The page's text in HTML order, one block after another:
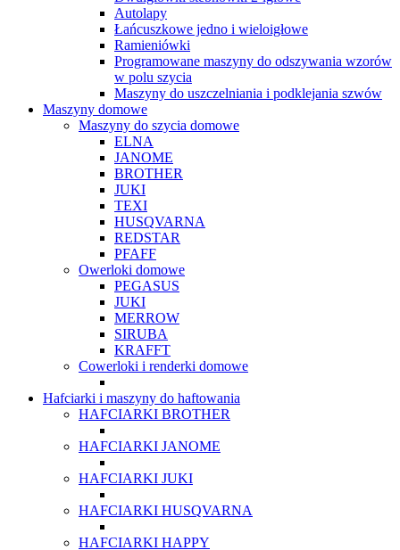
Autolapy
Łańcuszkowe jedno i wieloigłowe
Ramieniówki
Programowane maszyny do odszywania wzorów
w polu szycia
Maszyny do uszczelniania i podklejania szwów
Maszyny domowe
Maszyny do szycia domowe
ELNA
JANOME
BROTHER
JUKI
TEXI
HUSQVARNA
REDSTAR
PFAFF
Owerloki domowe
PEGASUS
JUKI
MERROW
SIRUBA
KRAFFT
Cowerloki i renderki domowe
Hafciarki i maszyny do haftowania
HAFCIARKI BROTHER
HAFCIARKI JANOME
HAFCIARKI JUKI
HAFCIARKI HUSQVARNA
HAFCIARKI HAPPY